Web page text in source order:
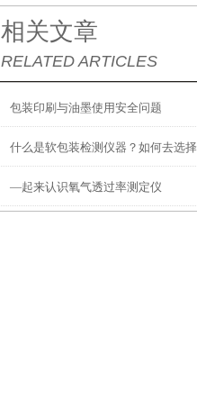
相关文章
RELATED ARTICLES
包装印刷与油墨使用安全问题
什么是软包装检测仪器？如何去选择
呢？
—起来认识氧气透过率测定仪